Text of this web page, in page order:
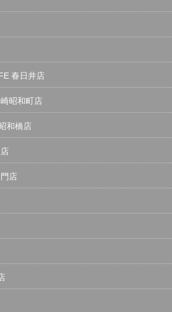
春日井店
昭和町店
和橋店
店